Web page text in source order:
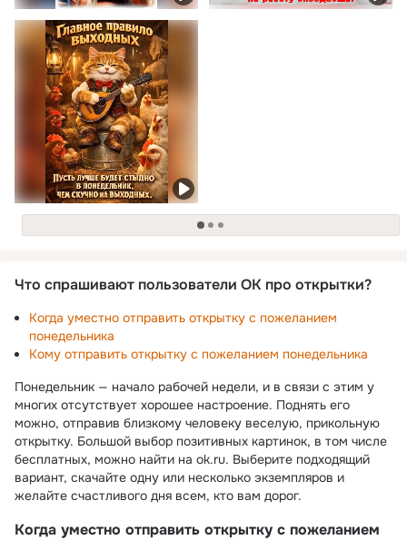
загрузка
Что спрашивают пользователи ОК про открытки?
Когда уместно отправить открытку с пожеланием
понедельника
Кому отправить открытку с пожеланием понедельника
Понедельник — начало рабочей недели, и в связи с этим у
многих отсутствует хорошее настроение. Поднять его
можно, отправив близкому человеку веселую, прикольную
открытку. Большой выбор позитивных картинок, в том числе
бесплатных, можно найти на ok.ru. Выберите подходящий
вариант, скачайте одну или несколько экземпляров и
желайте счастливого дня всем, кто вам дорог.
Когда уместно отправить открытку с пожеланием